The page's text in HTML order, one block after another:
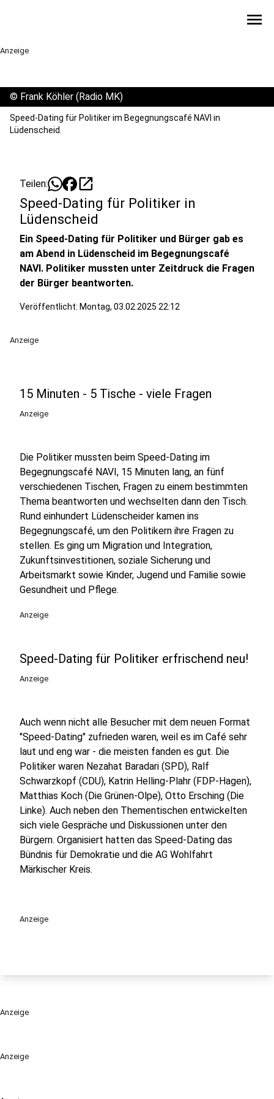
menu
Anzeige
Anzeige
© Frank Köhler (Radio MK)
Speed-Dating für Politiker im Begegnungscafé NAVI in
Lüdenscheid.
Teilen: open_in_new
Speed-Dating für Politiker in
Lüdenscheid
Ein Speed-Dating für Politiker und Bürger gab es
am Abend in Lüdenscheid im Begegnungscafé
NAVI. Politiker mussten unter Zeitdruck die Fragen
der Bürger beantworten.
Veröffentlicht: Montag, 03.02.2025 22:12
Anzeige
15 Minuten - 5 Tische - viele Fragen
Anzeige
Die Politiker mussten beim Speed-Dating im
Begegnungscafé NAVI, 15 Minuten lang, an fünf
verschiedenen Tischen, Fragen zu einem bestimmten
Thema beantworten und wechselten dann den Tisch.
Rund einhundert Lüdenscheider kamen ins
Begegnungscafé, um den Politikern ihre Fragen zu
stellen. Es ging um Migration und Integration,
Zukunftsinvestitionen, soziale Sicherung und
Arbeitsmarkt sowie Kinder, Jugend und Familie sowie
Gesundheit und Pflege.
Anzeige
Speed-Dating für Politiker erfrischend neu!
Anzeige
Auch wenn nicht alle Besucher mit dem neuen Format
"Speed-Dating" zufrieden waren, weil es im Café sehr
laut und eng war - die meisten fanden es gut. Die
Politiker waren Nezahat Baradari (SPD), Ralf
Schwarzkopf (CDU), Katrin Helling-Plahr (FDP-Hagen),
Matthias Koch (Die Grünen-Olpe), Otto Ersching (Die
Linke). Auch neben den Thementischen entwickelten
sich viele Gespräche und Diskussionen unter den
Bürgern. Organisiert hatten das Speed-Dating das
Bündnis für Demokratie und die AG Wohlfahrt
Märkischer Kreis.
Anzeige
Anzeige